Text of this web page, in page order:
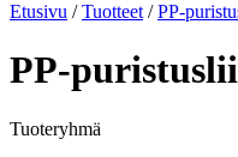
Etusivu /Tuotteet /PP-
PP-
Tuoteryhmä